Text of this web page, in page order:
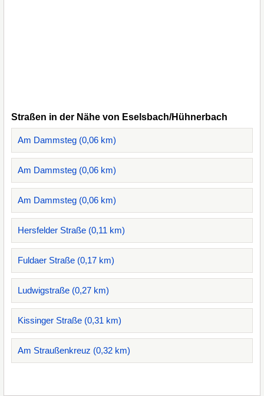
Straßen in der Nähe von Eselsbach/Hühnerbach
Am Dammsteg (0,06 km)
Am Dammsteg (0,06 km)
Am Dammsteg (0,06 km)
Hersfelder Straße (0,11 km)
Fuldaer Straße (0,17 km)
Ludwigstraße (0,27 km)
Kissinger Straße (0,31 km)
Am Straußenkreuz (0,32 km)